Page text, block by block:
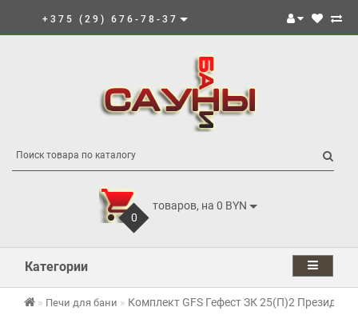
+375 (29) 676-78-37
0
товаров, на 0 BYN
Категории
Печи для бани Комплект GFS Гефест ЗК 25(П)2